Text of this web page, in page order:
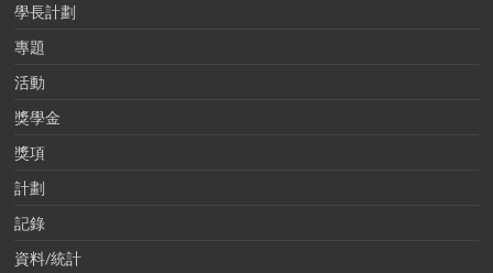
學長計劃
專題
活動
獎學金
獎項
計劃
記錄
資料/統計